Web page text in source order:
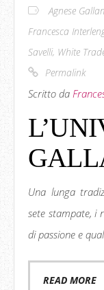
Agnese
Francesca
Savelli, White
Permalink
Scritto da
Una lunga
sete stampate, i
di passione e
READ MORE